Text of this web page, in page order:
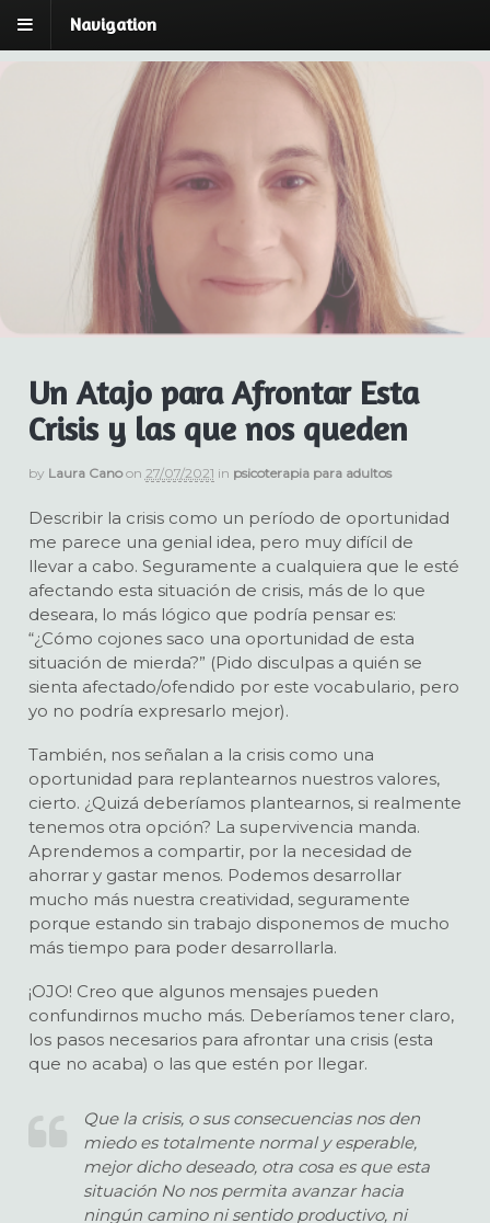
Navigation
Laura Cano | Breu:
espai de Psicoteràpia
Laura Cano | Psicóloga y Psicoterapeuta Breve
Un Atajo para Afrontar Esta
Crisis y las que nos queden
by Laura Cano on 27/07/2021 in psicoterapia para adultos
Describir la crisis como un período de oportunidad
me parece una genial idea, pero muy difícil de
llevar a cabo. Seguramente a cualquiera que le esté
afectando esta situación de crisis, más de lo que
deseara, lo más lógico que podría pensar es:
“¿Cómo cojones saco una oportunidad de esta
situación de mierda?” (Pido disculpas a quién se
sienta afectado/ofendido por este vocabulario, pero
yo no podría expresarlo mejor).
También, nos señalan a la crisis como una
oportunidad para replantearnos nuestros valores,
cierto. ¿Quizá deberíamos plantearnos, si realmente
tenemos otra opción? La supervivencia manda.
Aprendemos a compartir, por la necesidad de
ahorrar y gastar menos. Podemos desarrollar
mucho más nuestra creatividad, seguramente
porque estando sin trabajo disponemos de mucho
más tiempo para poder desarrollarla.
¡OJO! Creo que algunos mensajes pueden
confundirnos mucho más. Deberíamos tener claro,
los pasos necesarios para afrontar una crisis (esta
que no acaba) o las que estén por llegar.
Que la crisis, o sus consecuencias nos den
miedo es totalmente normal y esperable,
mejor dicho deseado, otra cosa es que esta
situación No nos permita avanzar hacia
ningún camino ni sentido productivo, ni